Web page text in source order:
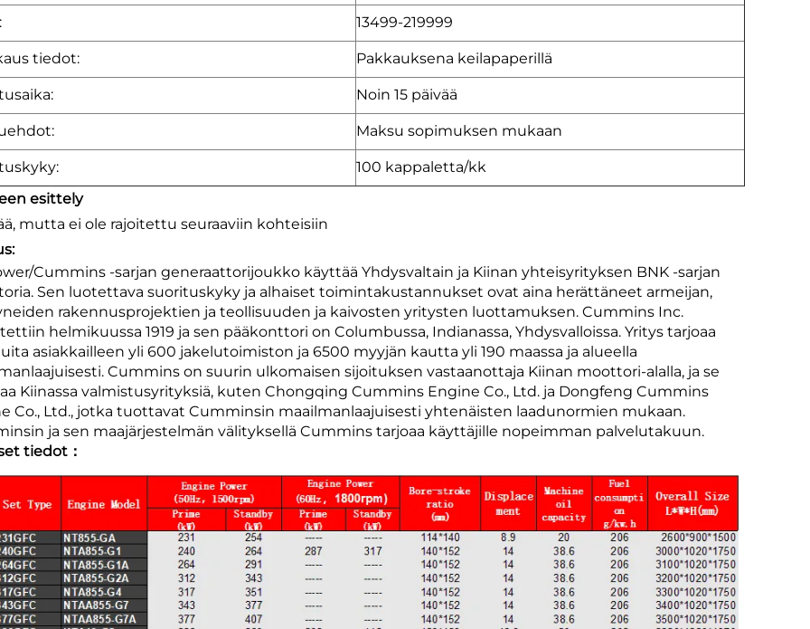
13499-219999
tiedot: Pakkauksena keilapaperillä
Noin 15 päivää
Maksu sopimuksen mukaan
100 kappaletta/kk
esittely
mutta ei ole rajoitettu seuraaviin kohteisiin
Cummins -sarjan generaattorijoukko käyttää Yhdysvaltain ja Kiinan yhteisyrityksen BNK -sarjan
Sen luotettava suorituskyky ja alhaiset toimintakustannukset ovat aina herättäneet armeijan,
rakennusprojektien ja teollisuuden ja kaivosten yritysten luottamuksen. Cummins Inc.
helmikuussa 1919 ja sen pääkonttori on Columbussa, Indianassa, Yhdysvalloissa. Yritys tarjoaa
asiakkailleen yli 600 jakelutoimiston ja 6500 myyjän kautta yli 190 maassa ja alueella
Cummins on suurin ulkomaisen sijoituksen vastaanottaja Kiinan moottori-alalla, ja se
Kiinassa valmistusyrityksiä, kuten Chongqing Cummins Engine Co., Ltd. ja Dongfeng Cummins
Co., Ltd., jotka tuottavat Cumminsin maailmanlaajuisesti yhtenäisten laadunormien mukaan.
ja sen maajärjestelmän välityksellä Cummins tarjoaa käyttäjille nopeimman palvelutakuun.
tiedot：